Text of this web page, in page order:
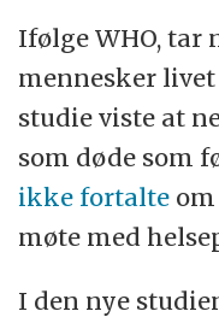
Ifølge WHO, tar
mennesker
studie viste at
som døde som
ikke fortalte
møte med
I den nye